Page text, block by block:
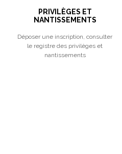
PRIVILÈGES ET
NANTISSEMENTS
Déposer une inscription, consulter
le registre des privilèges et
nantissements